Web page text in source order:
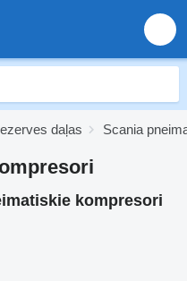
daļas Scania
kompresori